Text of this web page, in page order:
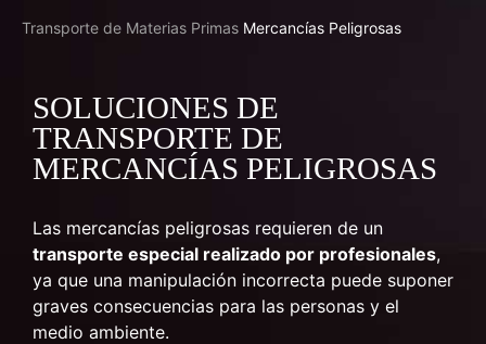
Transporte de Materias Primas Mercancías Peligrosas
SOLUCIONES DE
TRANSPORTE DE
MERCANCÍAS PELIGROSAS
Las mercancías peligrosas requieren de un
transporte especial realizado por profesionales,
ya que una manipulación incorrecta puede suponer
graves consecuencias para las personas y el
medio ambiente.